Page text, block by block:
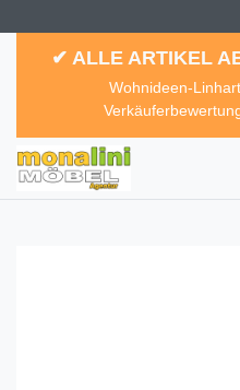
✔ ALLE ARTIKEL
Wohnideen-